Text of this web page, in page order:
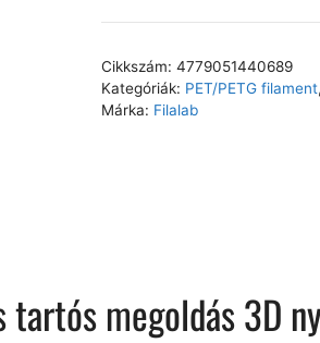
Cikkszám: 4779051440689
Kategóriák: PET/PETG filament,
Márka: Filalab
megoldás 3D